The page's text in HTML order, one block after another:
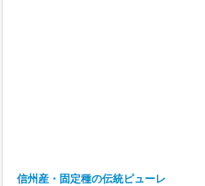
信州産・固定種の伝統ピューレ